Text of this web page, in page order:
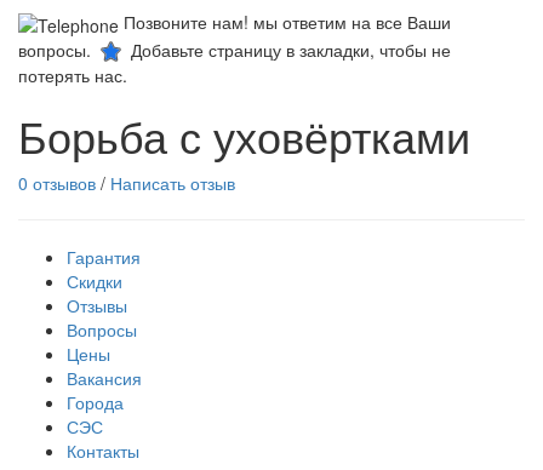
Позвоните нам! мы ответим на все Ваши
вопросы.
Добавьте страницу в закладки, чтобы не
потерять нас.
Борьба с уховёртками
0 отзывов / Написать отзыв
Гарантия
Скидки
Отзывы
Вопросы
Цены
Вакансия
Города
СЭС
Контакты